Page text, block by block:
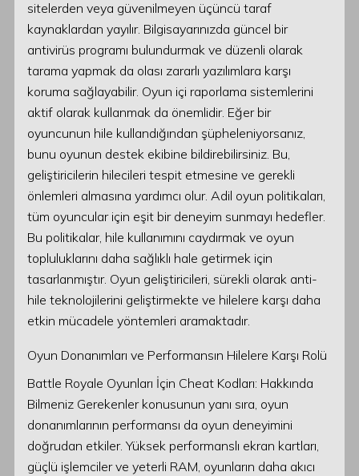
sitelerden veya güvenilmeyen üçüncü taraf
kaynaklardan yayılır. Bilgisayarınızda güncel bir
antivirüs programı bulundurmak ve düzenli olarak
tarama yapmak da olası zararlı yazılımlara karşı
koruma sağlayabilir. Oyun içi raporlama sistemlerini
aktif olarak kullanmak da önemlidir. Eğer bir
oyuncunun hile kullandığından şüpheleniyorsanız,
bunu oyunun destek ekibine bildirebilirsiniz. Bu,
geliştiricilerin hilecileri tespit etmesine ve gerekli
önlemleri almasına yardımcı olur. Adil oyun politikaları,
tüm oyuncular için eşit bir deneyim sunmayı hedefler.
Bu politikalar, hile kullanımını caydırmak ve oyun
topluluklarını daha sağlıklı hale getirmek için
tasarlanmıştır. Oyun geliştiricileri, sürekli olarak anti-
hile teknolojilerini geliştirmekte ve hilelere karşı daha
etkin mücadele yöntemleri aramaktadır.
Oyun Donanımları ve Performansın Hilelere Karşı Rolü
Battle Royale Oyunları İçin Cheat Kodları: Hakkında
Bilmeniz Gerekenler konusunun yanı sıra, oyun
donanımlarının performansı da oyun deneyimini
doğrudan etkiler. Yüksek performanslı ekran kartları,
güçlü işlemciler ve yeterli RAM, oyunların daha akıcı